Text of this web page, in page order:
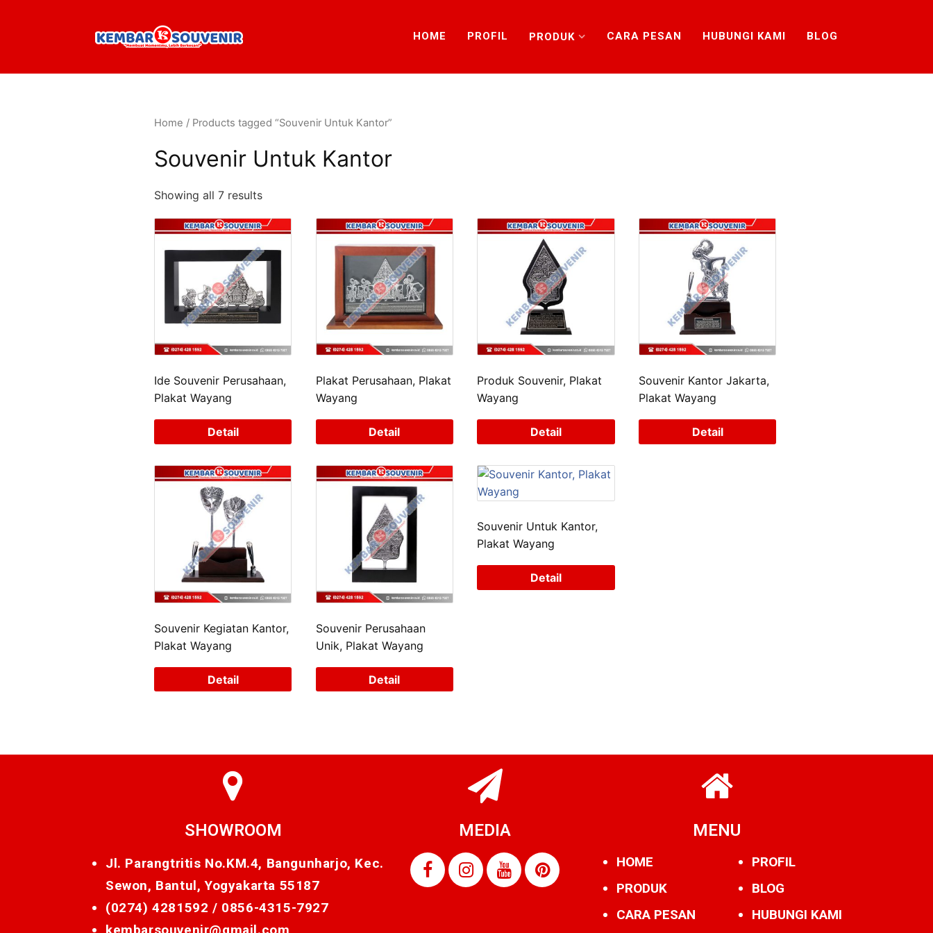
HOME PROFIL PRODUK CARA PESAN HUBUNGI KAMI BLOG
Home / Products tagged “Souvenir Untuk Kantor”
Souvenir Untuk Kantor
Showing all 7 results
Ide Souvenir Perusahaan,
Plakat Wayang
Detail
Plakat Perusahaan, Plakat
Wayang
Detail
Produk Souvenir, Plakat
Wayang
Detail
Souvenir Kantor Jakarta,
Plakat Wayang
Detail
Souvenir Kegiatan Kantor,
Plakat Wayang
Detail
Souvenir Perusahaan
Unik, Plakat Wayang
Detail
Souvenir Untuk Kantor,
Plakat Wayang
Detail
SHOWROOM
Jl. Parangtritis No.KM.4, Bangunharjo, Kec.
Sewon, Bantul, Yogyakarta 55187
(0274) 4281592 / 0856-4315-7927
MEDIA MENU
HOME
PRODUK
CARA PESAN
PROFIL
BLOG
HUBUNGI KAMI